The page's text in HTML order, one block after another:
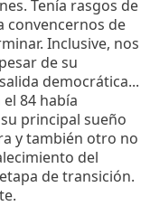
Tenía rasgos de
convencernos de
Inclusive, nos
de su
democrática...
84 había
principal sueño
y también otro no
del
de transición.